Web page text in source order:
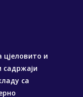
цјеловито и
садржаји
са